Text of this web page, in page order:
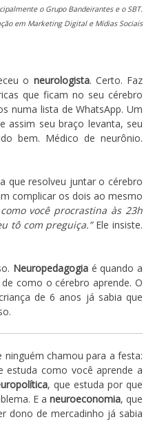
o Grupo Bandeirantes e o SBT.
em Marketing Digital e Mídias Sociais
o neurologista. Certo. Faz
que ficam no seu cérebro
numa lista de WhatsApp. Um
assim seu braço levanta, seu
bem. Médico de neurônio.
que resolveu juntar o cérebro
complicar os dois ao mesmo
você procrastina às 23h
tô com preguiça.”Ele insiste.
Neuropedagogia é quando a
como o cérebro aprende. O
de 6 anos já sabia que
chamou para a festa:
estuda como você aprende a
, que estuda por que
E a neuroeconomia, que
dono de mercadinho já sabia